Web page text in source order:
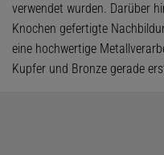
verwendet wurden. Darüber
Knochen gefertigte
eine hochwertige
Kupfer und Bronze gerade